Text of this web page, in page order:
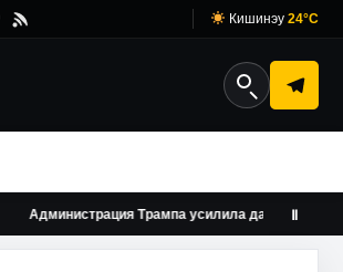
Кишинэу 24°C
Администрация Трампа усилила давление наⅡ